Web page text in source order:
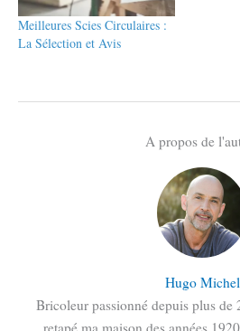
Meilleures Scies Circulaires :
La Sélection et Avis
A propos de
Hugo Michel
Bricoleur passionné depuis plus de